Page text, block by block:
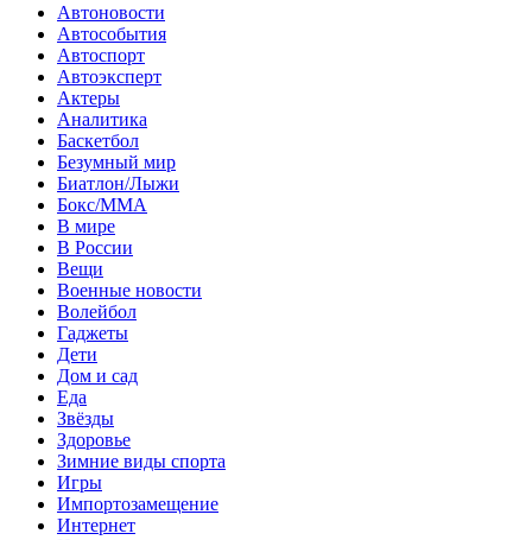
Автоновости
Автособытия
Автоспорт
Автоэксперт
Актеры
Аналитика
Баскетбол
Безумный мир
Биатлон/Лыжи
Бокс/MMA
В мире
В России
Вещи
Военные новости
Волейбол
Гаджеты
Дети
Дом и сад
Еда
Звёзды
Здоровье
Зимние виды спорта
Игры
Импортозамещение
Интернет